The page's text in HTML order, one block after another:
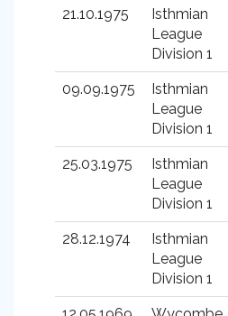
21.10.1975
Isthmian
League
Division 1
09.09.1975
Isthmian
League
Division 1
25.03.1975
Isthmian
League
Division 1
28.12.1974
Isthmian
League
Division 1